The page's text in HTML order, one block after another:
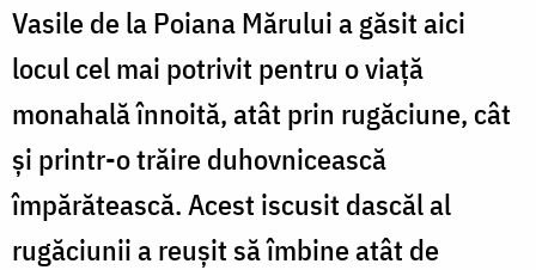
Vasile de la Poiana Mărului a găsit aici
locul cel mai potrivit pentru o viaţă
monahală înnoită, atât prin rugăciune, cât
şi printr-o trăire duhovnicească
împărătească. Acest iscusit dascăl al
rugăciunii a reuşit să îmbine atât de